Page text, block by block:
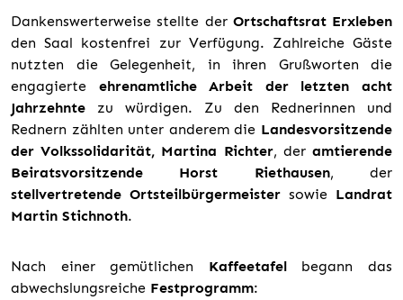
Dankenswerterweise stellte der Ortschaftsrat Erxleben
den Saal kostenfrei zur Verfügung. Zahlreiche Gäste
nutzten die Gelegenheit, in ihren Grußworten die
engagierte ehrenamtliche Arbeit der letzten acht
Jahrzehnte zu würdigen. Zu den Rednerinnen und
Rednern zählten unter anderem die Landesvorsitzende
der Volkssolidarität, Martina Richter, deramtierende
Beiratsvorsitzende Horst Riethausen, der
stellvertretende Ortsteilbürgermeister sowie Landrat
Martin Stichnoth.
Nach einer gemütlichen Kaffeetafelbegann das
abwechslungsreiche Festprogramm: